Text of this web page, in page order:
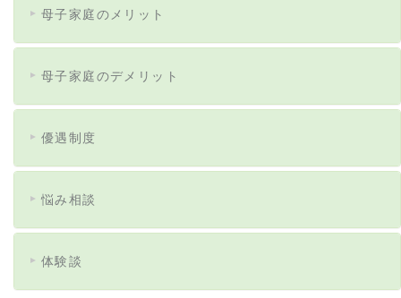
母子家庭のメリット
母子家庭のデメリット
優遇制度
悩み相談
体験談